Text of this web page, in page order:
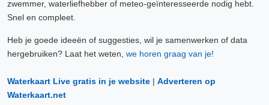
zwemmer, waterliefhebber of meteo-geïnteresseerde nodig hebt.
Snel en compleet.
Heb je goede ideeën of suggesties, wil je samenwerken of data
hergebruiken? Laat het weten, we horen graag van je!
Waterkaart Live gratis in je website | Adverteren op
Waterkaart.net